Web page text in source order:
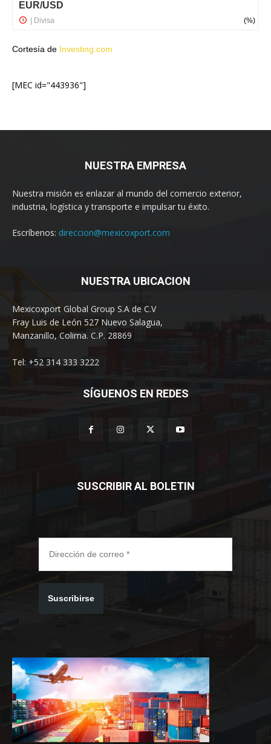
Cortesía de Investing.com
[MEC id="443936"]
NUESTRA EMPRESA
Nuestra misión es enlazar al mundo del comercio exterior,
industria, logística y transporte e impulsar tu éxito.
Escríbenos: direccion@mexicoxport.com
NUESTRA UBICACION
Mexicoxport Global Group S.A de C.V
Fray Luis de León 527 Nuevo Salagua,
Manzanillo, Colima. C.P. 28869
Tel: +52 314 333 3222
SÍGUENOS EN REDES
SUSCRIBIR AL BOLETIN
Suscribirse